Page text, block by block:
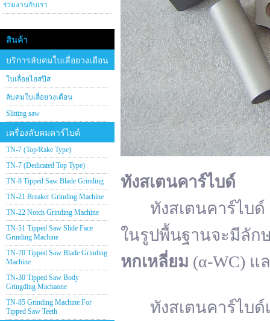
ร่วมงานกับเรา
สินค้า
บริการลับคมใบเลื่อยวงเดือน
ใบเลื่อยไฮสปีส
ลับคมใบเลื่อยวงเดือน
Slitting saw
เครื่องลับคมคาร์ไบด์
TN-7 (Top/Rake Type)
TN-7 (Dedicated Top Type)
TN-8 Tipped Saw Blade Grinding
TN-21 Breaker Grinding Machine
TN-22 Notch Grinding Machine
TN-51 Tipped Saw Slide Face
Grinding Machine
TN-70 Tipped Saw Blade Grinding
Machine
TN-30 Tipped Saw Body
Gringding Machaone
TN-85 Grinding Machine For
Tipped Saw Teeth
ทังสเตนคาร์ไบด์
ทังสเตนคาร์ไบด์ (
ในรูปพื้นฐานจะมีลัก
หกเหลี่ยม (α-WC) แ
ทังสเตนคาร์ไบด์เ